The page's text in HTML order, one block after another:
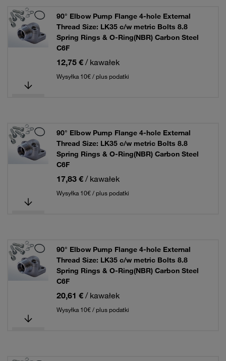
90° Elbow Pump Flange 4-hole External
Thread Size: LK35 c/w metric Bolts 8.8
Spring Rings & O-Ring(NBR) Carbon Steel
C6F
12,75 € / kawałek
Wysyłka 10€ / plus podatki
90° Elbow Pump Flange 4-hole External
Thread Size: LK35 c/w metric Bolts 8.8
Spring Rings & O-Ring(NBR) Carbon Steel
C6F
17,83 € / kawałek
Wysyłka 10€ / plus podatki
90° Elbow Pump Flange 4-hole External
Thread Size: LK35 c/w metric Bolts 8.8
Spring Rings & O-Ring(NBR) Carbon Steel
C6F
20,61 € / kawałek
Wysyłka 10€ / plus podatki